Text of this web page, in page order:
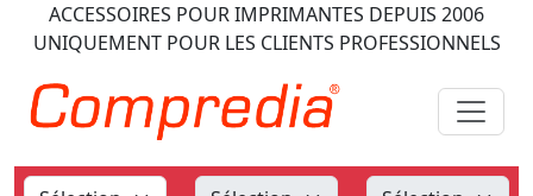
ACCESSOIRES POUR IMPRIMANTES DEPUIS 2006
UNIQUEMENT POUR LES CLIENTS PROFESSIONNELS